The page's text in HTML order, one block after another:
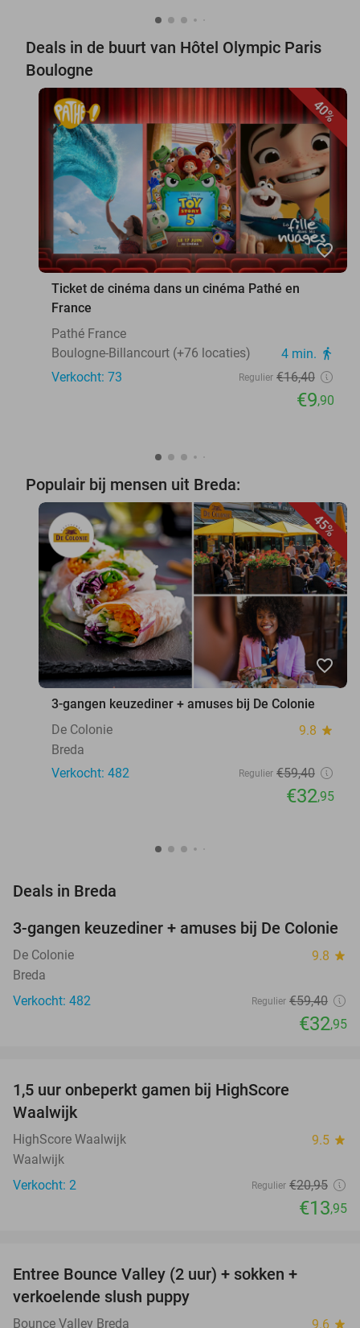
Deals in de buurt van Hôtel Olympic Paris
Boulogne
40%
favorite_border
Ticket de cinéma dans un cinéma Pathé en
France
Pathé France
Boulogne-Billancourt (+76 locaties)
4 min. directions_walk
Verkocht: 73 Regulier €16,40
€9,90
Populair bij mensen uit Breda:
45%
favorite_border
3-gangen keuzediner + amuses bij De Colonie
De Colonie
9.8 star
Breda
Verkocht: 482
Regulier €59,40
€32,95
Deals in Breda
45%
3-gangen keuzediner + amuses bij De Colonie
De Colonie 9.8 star
Breda
Verkocht: 482
Regulier €59,40
€32,95
TODAY
1,5 uur onbeperkt gamen bij HighScore
Waalwijk
HighScore Waalwijk 9.5 star
Waalwijk
Verkocht: 2
Regulier €20,95
€13,95
Entree Bounce Valley (2 uur) + sokken +
verkoelende slush puppy
Bounce Valley Breda 9.6 star